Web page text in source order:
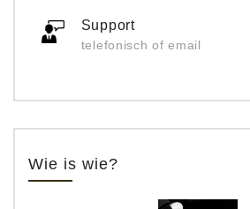
Support
telefonisch of email
Wie is wie?